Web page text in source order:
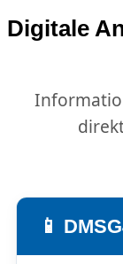
Digitale
📱